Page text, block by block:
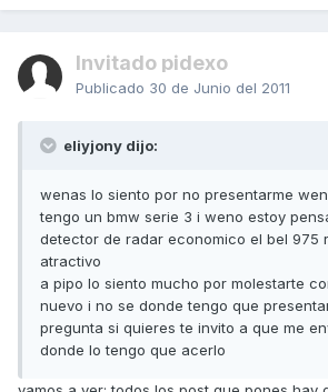
Invitado pidexo
Publicado 30 de Junio del 2011
eliyjony dijo:
wenas lo siento por no presentarme
tengo un bmw serie 3 i weno estoy
detector de radar economico el bel 975
atractivo
a pipo lo siento mucho por molestarte
nuevo i no se donde tengo que
pregunta si quieres te invito a que me
donde lo tengo que acerlo